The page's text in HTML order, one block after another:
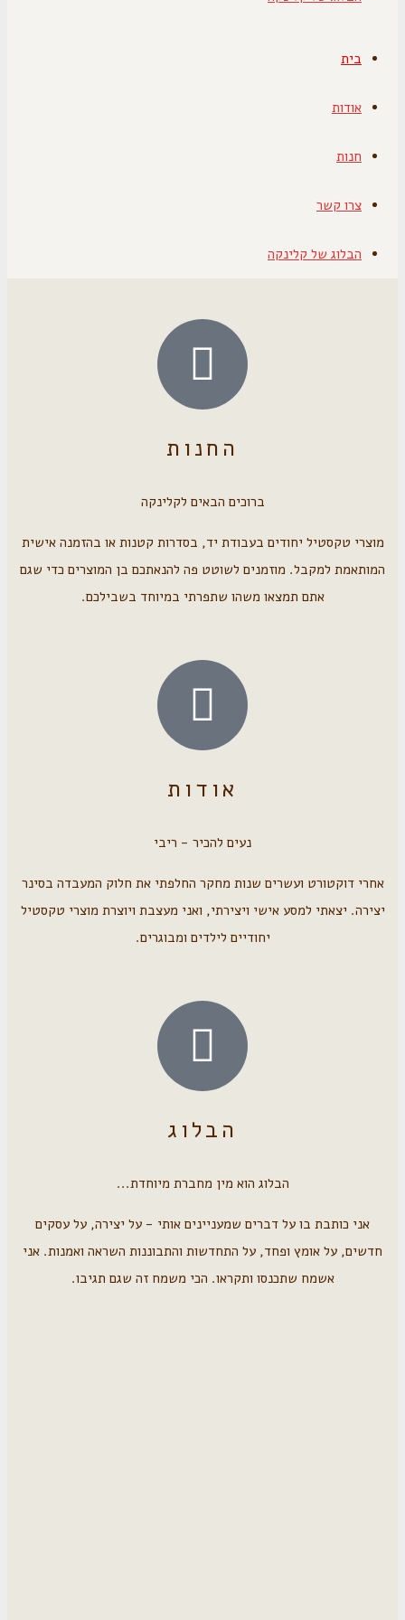
בית
אודות
חנות
צרו קשר
הבלוג של קלינקה
החנות
ברוכים הבאים לקלינקה
מוצרי טקסטיל יחודים בעבודת יד, בסדרות קטנות או בהזמנה אישית
המותאמת למקבל. מוזמנים לשוטט פה להנאתכם בן המוצרים כדי שגם
אתם תמצאו משהו שתפרתי במיוחד בשבילכם.
אודות
נעים להכיר - ריבי
אחרי דוקטורט ועשרים שנות מחקר החלפתי את חלוק המעבדה בסינר
יצירה. יצאתי למסע אישי ויצירתי, ואני מעצבת ויוצרת מוצרי טקסטיל
יחודיים לילדים ומבוגרים.
הבלוג
הבלוג הוא מין מחברת מיוחדת...
אני כותבת בו על דברים שמעניינים אותי - על יצירה, על עסקים
חדשים, על אומץ ופחד, על התחדשות והתבוננות השראה ואמנות. אני
אשמח שתכנסו ותקראו. הכי משמח זה שגם תגיבו.